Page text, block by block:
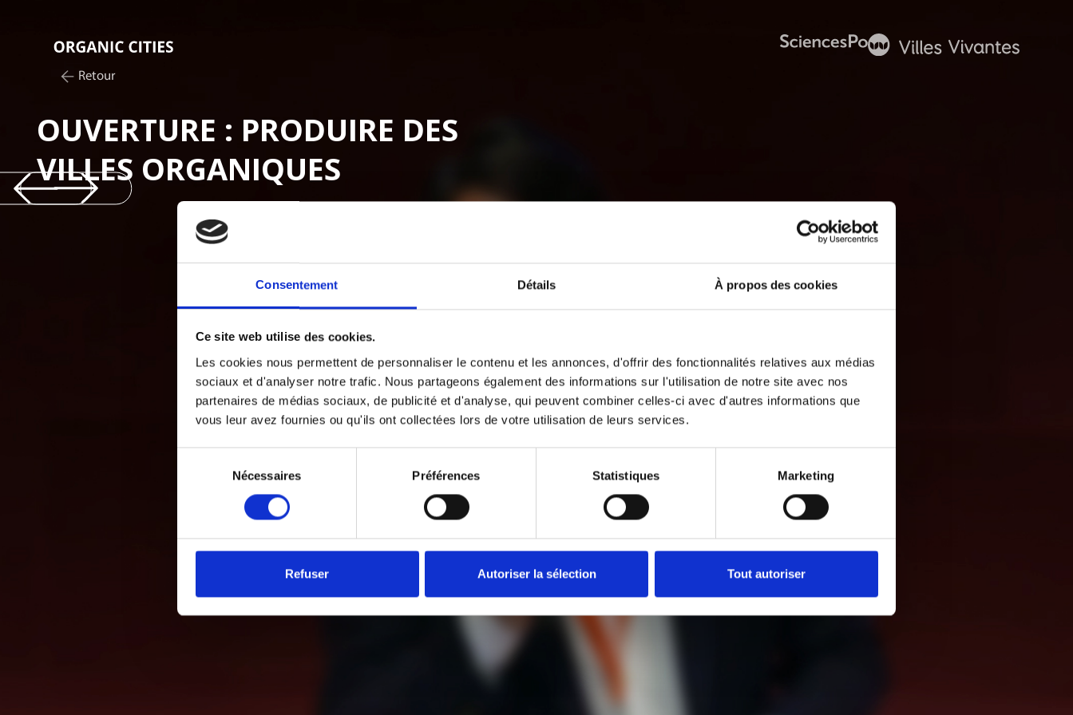
Consentement Détails À propos des cookies
Ce site web utilise des cookies.
Les cookies nous permettent de personnaliser le contenu et les annonces, d'offrir des fonctionnalités relatives aux médias
sociaux et d'analyser notre trafic. Nous partageons également des informations sur l'utilisation de notre site avec nos
partenaires de médias sociaux, de publicité et d'analyse, qui peuvent combiner celles-ci avec d'autres informations que
vous leur avez fournies ou qu'ils ont collectées lors de votre utilisation de leurs services.
consentement
Nécessaires Préférences Statistiques Marketing
Refuser Autoriser la sélection Tout autoriser
Retour
OUVERTURE : PRODUIRE DES
VILLES ORGANIQUES